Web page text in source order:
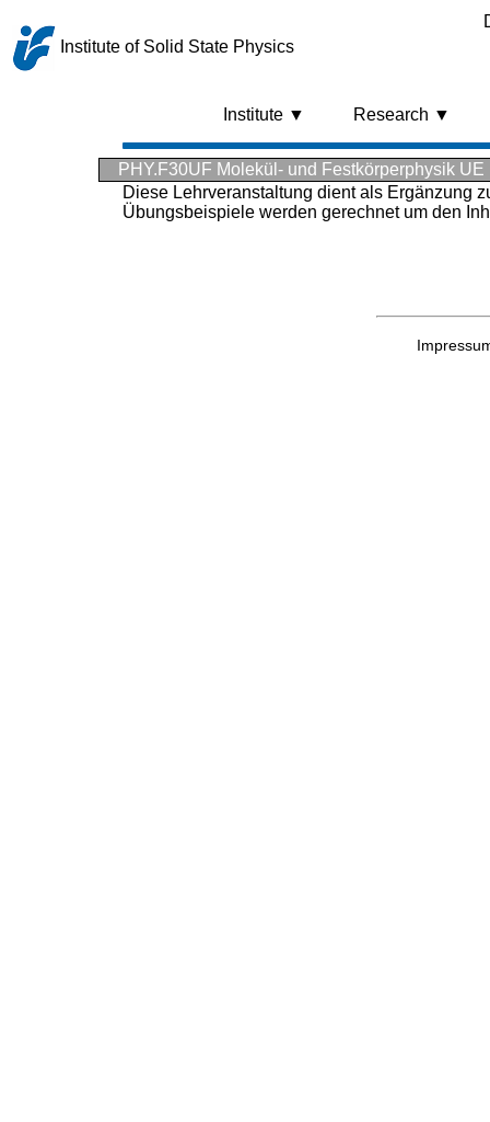
Institute of Solid State Physics
Institute ▼ Research ▼
PHY.F30UF Molekül- und Festkörperphysik UE
Diese Lehrveranstaltung dient als Ergänzung
Übungsbeispiele werden gerechnet um den